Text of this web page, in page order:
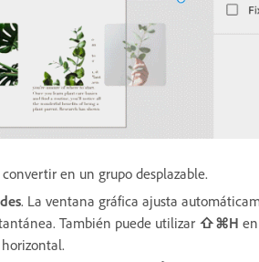
en un grupo desplazable.
. La ventana gráfica ajusta
También puede utilizar ⇧⌘H